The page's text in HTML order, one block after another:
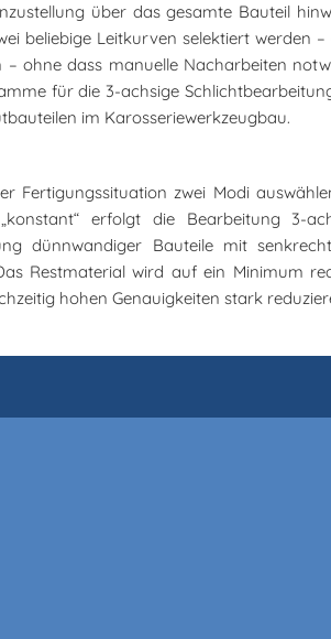
über das gesamte Bauteil
beliebige Leitkurven selektiert werden
ohne dass manuelle Nacharbeiten
für die 3-achsige
im Karosseriewerkzeugbau.
Fertigungssituation zwei Modi
erfolgt die Bearbeitung 3-
dünnwandiger Bauteile mit
Restmaterial wird auf ein Minimum
hohen Genauigkeiten stark